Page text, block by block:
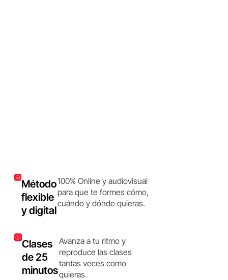
Método
flexible
y digital
100% Online y audiovisual
para que te formes cómo,
cuándo y dónde quieras.
Clases
de 25
minutos
Avanza a tu ritmo y
reproduce las clases
tantas veces como
quieras.